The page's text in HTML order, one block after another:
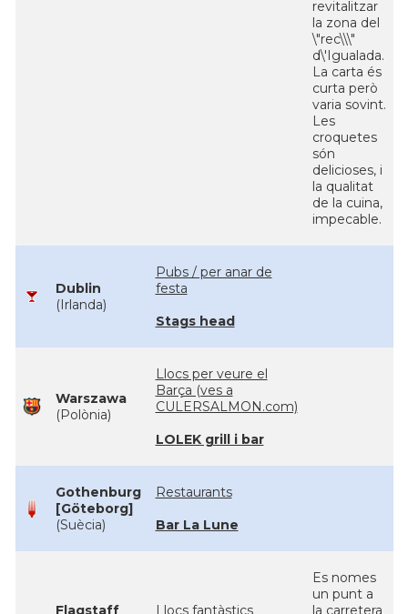
revitalitzar
la zona del
\"rec\\\"
d\'Igualada.
La carta és
curta però
varia sovint.
Les
croquetes
són
delicioses, i
la qualitat
de la cuina,
impecable.
Dublin
(Irlanda)
Pubs / per anar de
festa
Stags head
Warszawa
(Polònia)
Llocs per veure el
Barça (ves a
CULERSALMON.com)
LOLEK grill i bar
Gothenburg
[Göteborg]
(Suècia)
Restaurants
Bar La Lune
Flagstaff Llocs fantàstics
Es nomes
un punt a
la carretera